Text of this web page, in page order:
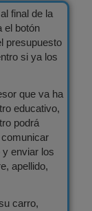
final de la
el botón
presupuesto
si ya los
que va ha
educativo,
podrá
enviar los
apellido,
carro,